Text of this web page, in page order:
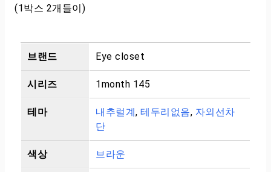
(1박스 2개들이)
브랜드 Eye closet
시리즈 1month 145
테마 내추럴계, 테두리없음, 자외선차
단
색상 브라운